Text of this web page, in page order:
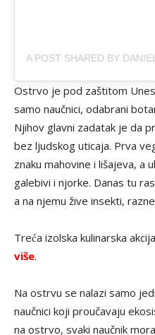
Ostrvo je pod zaštitom
samo naučnici, odabrani
Njihov glavni zadatak je da
bez ljudskog uticaja. Prva
znaku mahovine i lišajeva, a
galebivi i njorke. Danas tu
a na njemu žive insekti,
Treća izolska kulinarska
više.
Na ostrvu se nalazi samo
naučnici koji proučavaju
na ostrvo, svaki naučnik